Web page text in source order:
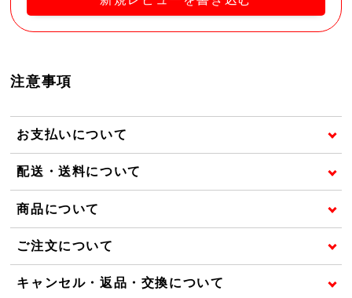
注意事項
お支払いについて
配送・送料について
商品について
ご注文について
キャンセル・返品・交換について